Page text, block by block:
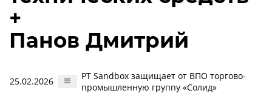
+
Панов Дмитрий
25.02.2026
PT Sandbox защищает от ВПО торгово-
промышленную группу «Солид»